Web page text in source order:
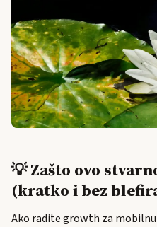
💡 Zašto ovo
(kratko i bez
Ako radite growth za